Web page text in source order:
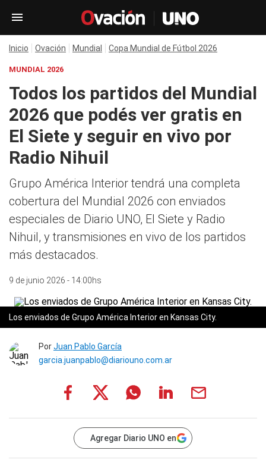
Inicio Ovación Mundial Copa Mundial de Fútbol 2026
MUNDIAL 2026
Todos los partidos del Mundial
2026 que podés ver gratis en
El Siete y seguir en vivo por
Radio Nihuil
Grupo América Interior tendrá una completa
cobertura del Mundial 2026 con enviados
especiales de Diario UNO, El Siete y Radio
Nihuil, y transmisiones en vivo de los partidos
más destacados.
9 de junio 2026 - 14:00hs
Los enviados de Grupo América Interior en Kansas City.
PorJuan Pablo García
garcia.juanpablo@diariouno.com.ar
Agregar Diario UNO en